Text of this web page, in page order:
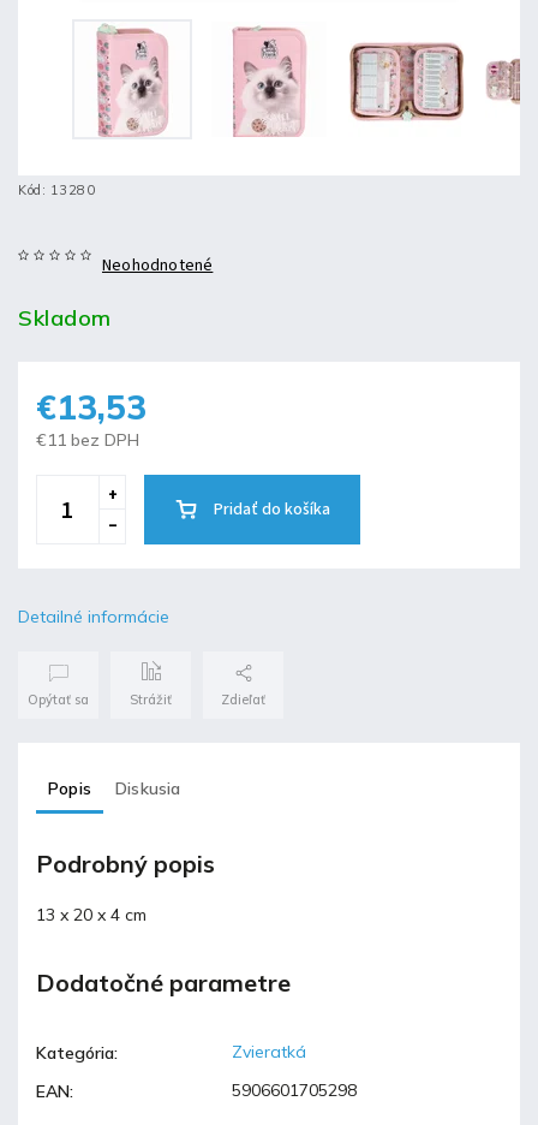
Kód: 13280
Neohodnotené
Skladom
€13,53
€11 bez DPH
Pridať do košíka
Detailné informácie
Opýtať sa Strážiť Zdieľať
Popis Diskusia
Podrobný popis
13 x 20 x 4 cm
Dodatočné parametre
Kategória:
Zvieratká
EAN: 5906601705298